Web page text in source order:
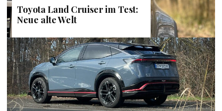
Toyota Land Cruiser im Test:
Neue alte Welt